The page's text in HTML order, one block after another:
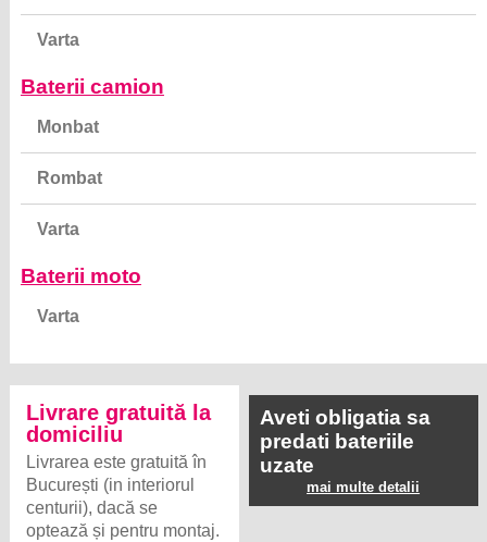
Varta
Baterii camion
Monbat
Rombat
Varta
Baterii moto
Varta
Livrare gratuită la
domiciliu
Livrarea este gratuită în
București (in interiorul
centurii), dacă se
optează și pentru montaj.
Aveti obligatia sa
predati bateriile
uzate
mai multe detalii